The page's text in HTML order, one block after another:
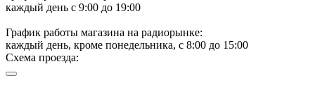
каждый день с 9:00 до 19:00
График работы магазина на радиорынке:
каждый день, кроме понедельника, с 8:00 до 15:00
Схема проезда: